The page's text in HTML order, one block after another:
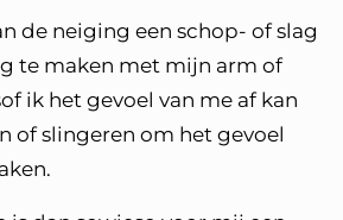
de neiging een schop- of slag
te maken met mijn arm of
ik het gevoel van me af kan
of slingeren om het gevoel